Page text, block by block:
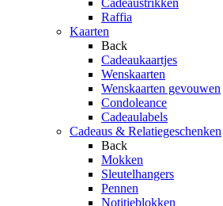
Cadeaustrikken
Raffia
Kaarten
Back
Cadeaukaartjes
Wenskaarten
Wenskaarten gevouwen
Condoleance
Cadeaulabels
Cadeaus & Relatiegeschenken
Back
Mokken
Sleutelhangers
Pennen
Notitieblokken